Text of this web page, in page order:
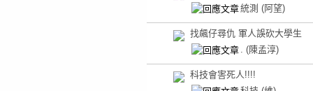
統測 (阿望)
找飆仔尋仇 軍人誤砍大學生
(陳孟淳)
科技會害死人!!!!